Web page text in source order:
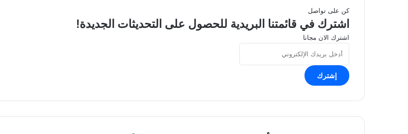
كن على تواصل
اشترك في قائمتنا البريدية للحصول على التحديثات الجديدة!
اشترك الان مجانا
بريدك
الإلكتروني